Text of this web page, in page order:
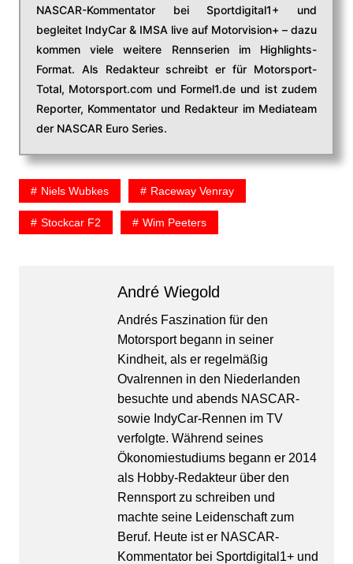
NASCAR-Kommentator bei Sportdigital1+ und
begleitet IndyCar & IMSA live auf Motorvision+ – dazu
kommen viele weitere Rennserien im Highlights-
Format. Als Redakteur schreibt er für Motorsport-
Total, Motorsport.com und Formel1.de und ist zudem
Reporter, Kommentator und Redakteur im Mediateam
der NASCAR Euro Series.
Niels Wubkes Raceway Venray
Stockcar F2 Wim Peeters
André Wiegold
Andrés Faszination für den
Motorsport begann in seiner
Kindheit, als er regelmäßig
Ovalrennen in den Niederlanden
besuchte und abends NASCAR-
sowie IndyCar-Rennen im TV
verfolgte. Während seines
Ökonomiestudiums begann er 2014
als Hobby-Redakteur über den
Rennsport zu schreiben und
machte seine Leidenschaft zum
Beruf. Heute ist er NASCAR-
Kommentator bei Sportdigital1+ und